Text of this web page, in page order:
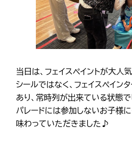
当日は、フェイスペイントが大人気
シールではなく、フェイスペイン
あり、常時列が出来ている状態で
パレードには参加しないお子様に
味わっていただきました♪